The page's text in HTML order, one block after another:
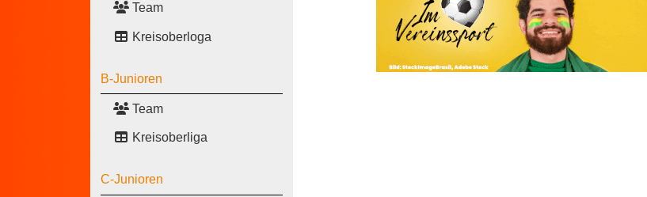
Team
Kreisoberloga
B-Junioren
Team
Kreisoberliga
C-Junioren